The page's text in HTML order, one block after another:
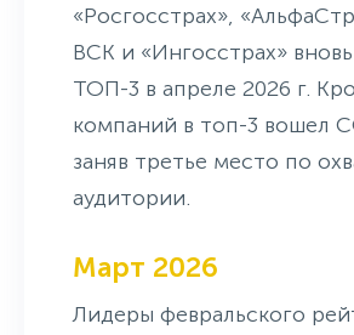
«Росгосстрах»,
ВСК и «Ингосстрах»
ТОП-3 в апреле 2026 г.
компаний в топ-3 вошел
заняв третье место по
аудитории.
Март 2026
Лидеры февральского